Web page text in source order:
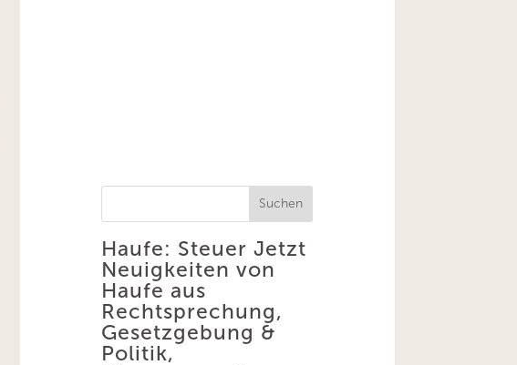
Suchen
Haufe: Steuer Jetzt
Neuigkeiten von
Haufe aus
Rechtsprechung,
Gesetzgebung &
Politik,